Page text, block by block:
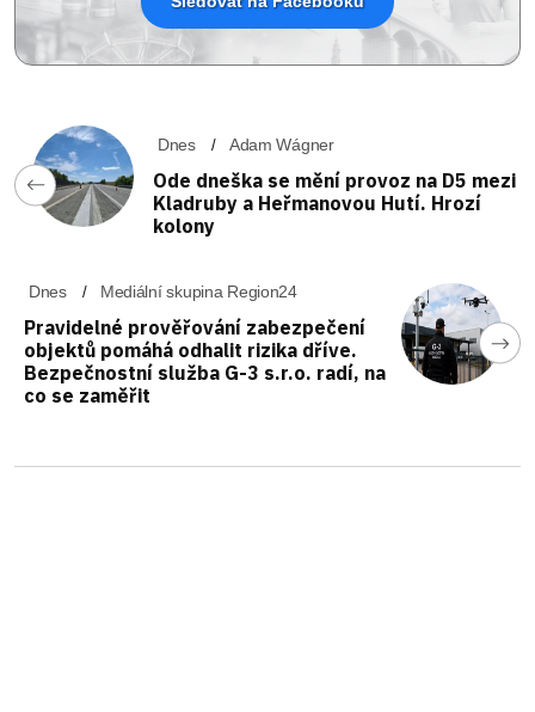
Dnes Adam Wágner
Ode dneška se mění provoz na D5 mezi
Kladruby a Heřmanovou Hutí. Hrozí
kolony
Dnes Mediální skupina Region24
Pravidelné prověřování zabezpečení
objektů pomáhá odhalit rizika dříve.
Bezpečnostní služba G-3 s.r.o. radí, na
co se zaměřit